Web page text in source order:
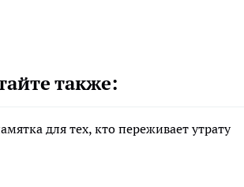
также:
для тех, кто переживает утрату